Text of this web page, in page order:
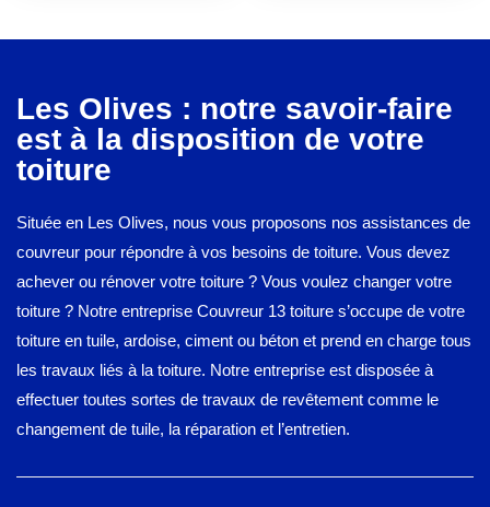
Les Olives : notre savoir-faire
est à la disposition de votre
toiture
Située en Les Olives, nous vous proposons nos assistances de
couvreur pour répondre à vos besoins de toiture. Vous devez
achever ou rénover votre toiture ? Vous voulez changer votre
toiture ? Notre entreprise Couvreur 13 toiture s’occupe de votre
toiture en tuile, ardoise, ciment ou béton et prend en charge tous
les travaux liés à la toiture. Notre entreprise est disposée à
effectuer toutes sortes de travaux de revêtement comme le
changement de tuile, la réparation et l’entretien.